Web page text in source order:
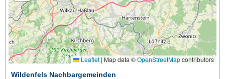
Leaflet | Map data ©OpenStreetMapcontributors
Wildenfels Nachbargemeinden